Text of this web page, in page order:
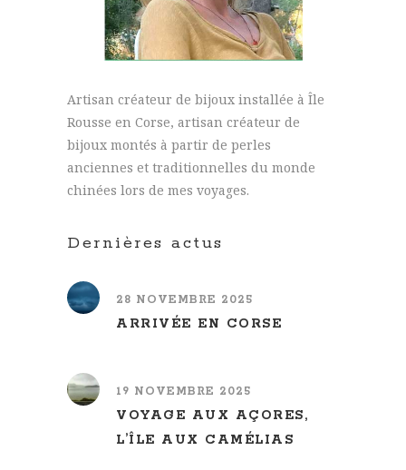
Artisan créateur de bijoux installée à Île
Rousse en Corse, artisan créateur de
bijoux montés à partir de perles
anciennes et traditionnelles du monde
chinées lors de mes voyages.
Dernières actus
28 NOVEMBRE 2025
ARRIVÉE EN CORSE
19 NOVEMBRE 2025
VOYAGE AUX AÇORES,
L’ÎLE AUX CAMÉLIAS